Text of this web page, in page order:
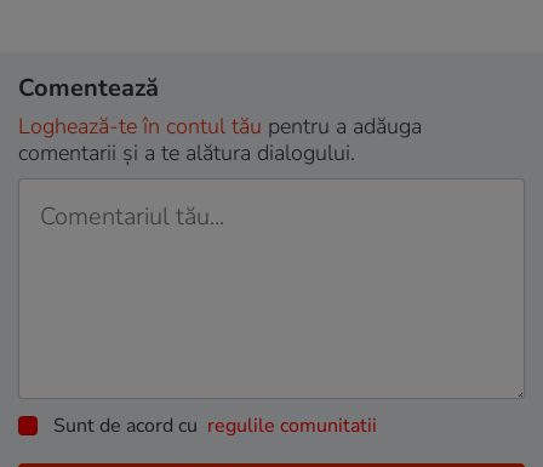
Comentează
Loghează-te în contul tău pentru a adăuga
comentarii și a te alătura dialogului.
Sunt de acord cu regulile comunitatii